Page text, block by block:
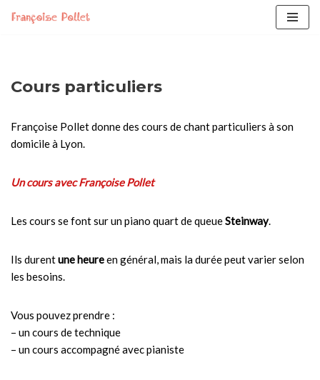
Cours particuliers
Françoise Pollet donne des cours de chant particuliers à son
domicile à Lyon.
Un cours avec Françoise Pollet
Les cours se font sur un piano quart de queueSteinway.
Ils durentune heureen général, mais la durée peut varier selon
les besoins.
Vous pouvez prendre :
– un cours de technique
– un cours accompagné avec pianiste